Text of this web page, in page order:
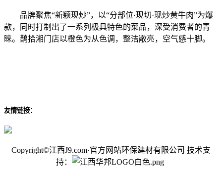
品牌聚焦“新颖现炒”，以“分部位·现切·现炒黄牛肉”为爆
款，同时打制出了一系列极具特色的菜品，深受消费者的青
睐。鹊拾湘门店以橙色为从色调，整洁敞亮，空气感十脚。
友情链接：
Copyright©江西J9.com·官方网站环保建材有限公司 技术支
持：